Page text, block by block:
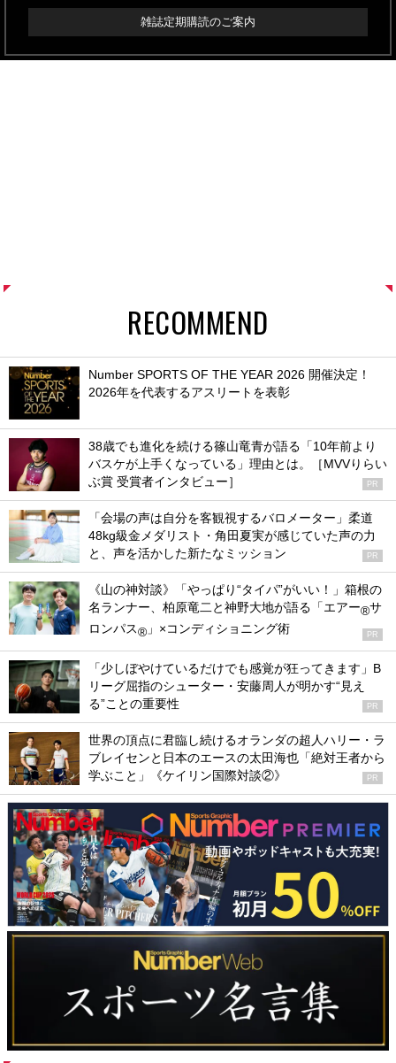
雑誌定期購読のご案内
RECOMMEND
Number SPORTS OF THE YEAR 2026 開催決定！
2026年を代表するアスリートを表彰
38歳でも進化を続ける篠山竜青が語る「10年前より
バスケが上手くなっている」理由とは。［MVVりらい
ぶ賞 受賞者インタビュー］
PR
「会場の声は自分を客観視するバロメーター」柔道
48kg級金メダリスト・角田夏実が感じていた声の力
と、声を活かした新たなミッション
PR
《山の神対談》「やっぱり“タイパ”がいい！」箱根の
名ランナー、柏原竜二と神野大地が語る「エアー®サ
ロンパス® 」×コンディショニング術 PR
「少しぼやけているだけでも感覚が狂ってきます」B
リーグ屈指のシューター・安藤周人が明かす“見え
る”ことの重要性
PR
世界の頂点に君臨し続けるオランダの超人ハリー・ラ
ブレイセンと日本のエースの太田海也「絶対王者から
学ぶこと」《ケイリン国際対談②》
PR